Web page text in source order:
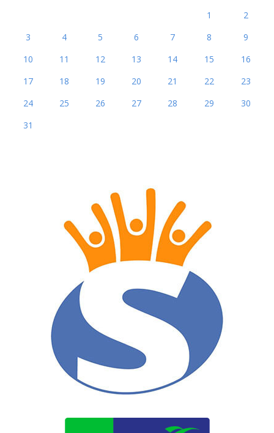
1
2
3
4 5 6 7 8
9
10
11 12 13 14 15
16
17
18 19 20 21 22
23
24
25 26 27 28 29
30
31